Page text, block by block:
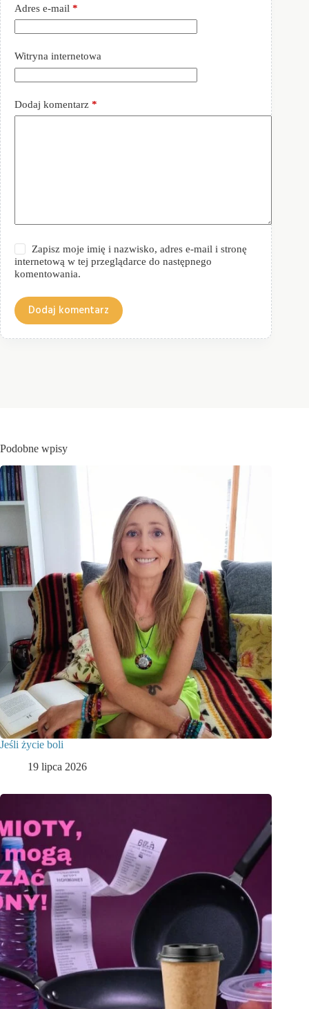
Adres e-mail *
Witryna internetowa
Dodaj komentarz *
Zapisz moje imię i nazwisko, adres e-mail i stronę
internetową w tej przeglądarce do następnego
komentowania.
Dodaj komentarz
Podobne wpisy
Jeśli życie boli
19 lipca 2026